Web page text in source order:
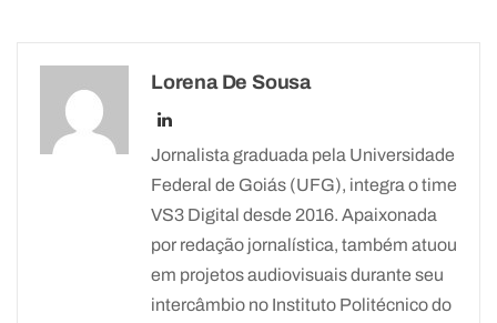
Lorena De Sousa
Jornalista graduada pela Universidade
Federal de Goiás (UFG), integra o time
VS3 Digital desde 2016. Apaixonada
por redação jornalística, também atuou
em projetos audiovisuais durante seu
intercâmbio no Instituto Politécnico do